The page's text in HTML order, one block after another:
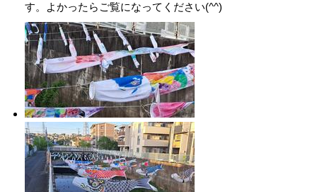
す。よかったらご覧になってください(^^)